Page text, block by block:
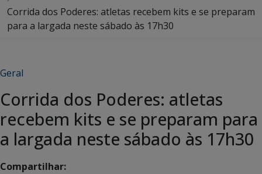
Corrida dos Poderes: atletas recebem kits e se preparam
para a largada neste sábado às 17h30
Geral
Corrida dos Poderes: atletas
recebem kits e se preparam para
a largada neste sábado às 17h30
Compartilhar: